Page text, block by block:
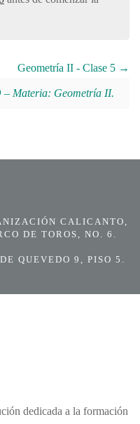
Geometría II - Clase 5
Materia: Geometría II.
CALICANTO,
DE TOROS, NO. 6.
QUEVEDO 9, PISO 5.
dedicada a la formación